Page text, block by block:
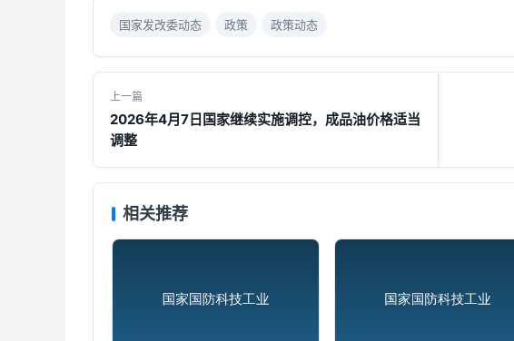
国家发改委动态 政策 政策动态
上一篇
2026年4月7日国家继续实施调控，成品油价格适当
调整
相关推荐